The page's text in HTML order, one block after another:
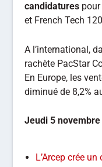
candidatures
et French Tech
A l’international,
rachète PacStar
En Europe, les
diminué de 8,2%
Jeudi 5 novembre
L’Arcep crée